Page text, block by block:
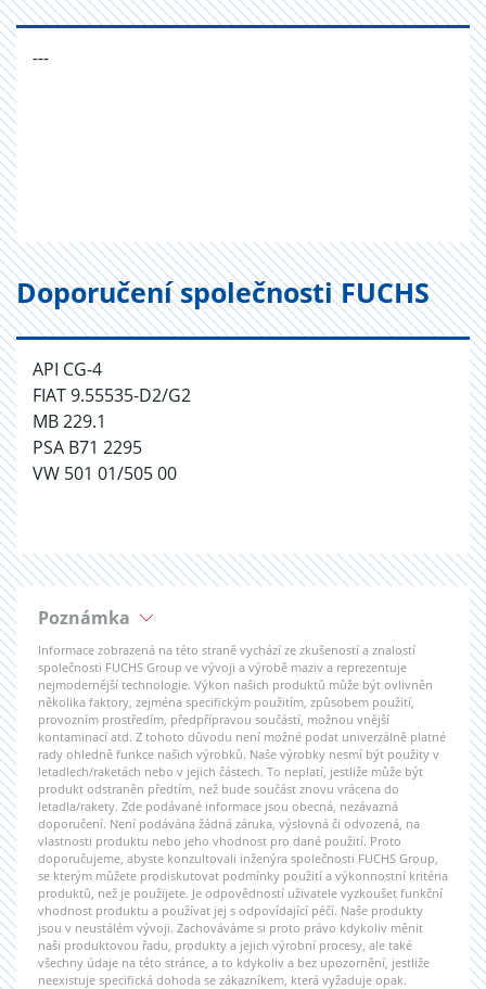
---
Doporučení společnosti FUCHS
API CG-4
FIAT 9.55535-D2/G2
MB 229.1
PSA B71 2295
VW 501 01/505 00
Poznámka
Informace zobrazená na této straně vychází ze zkušeností a znalostí
společnosti FUCHS Group ve vývoji a výrobě maziv a reprezentuje
nejmodernější technologie. Výkon našich produktů může být ovlivněn
několika faktory, zejména specifickým použitím, způsobem použití,
provozním prostředím, předpřípravou součástí, možnou vnější
kontaminací atd. Z tohoto důvodu není možné podat univerzálně platné
rady ohledně funkce našich výrobků. Naše výrobky nesmí být použity v
letadlech/raketách nebo v jejich částech. To neplatí, jestliže může být
produkt odstraněn předtím, než bude součást znovu vrácena do
letadla/rakety. Zde podávané informace jsou obecná, nezávazná
doporučení. Není podávána žádná záruka, výslovná či odvozená, na
vlastnosti produktu nebo jeho vhodnost pro dané použití. Proto
doporučujeme, abyste konzultovali inženýra společnosti FUCHS Group,
se kterým můžete prodiskutovat podmínky použití a výkonnostní kritéria
produktů, než je použijete. Je odpovědností uživatele vyzkoušet funkční
vhodnost produktu a používat jej s odpovídající péčí. Naše produkty
jsou v neustálém vývoji. Zachováváme si proto právo kdykoliv měnit
naši produktovou řadu, produkty a jejich výrobní procesy, ale také
všechny údaje na této stránce, a to kdykoliv a bez upozornění, jestliže
neexistuje specifická dohoda se zákazníkem, která vyžaduje opak.